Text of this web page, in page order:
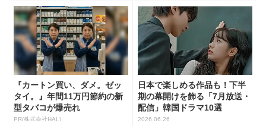
『カートン買い、ダメ。ゼッ
タイ。』年間11万円節約の新
型タバコが爆売れ
PR(株式会社HAL)
日本で楽しめる作品も！下半
期の幕開けを飾る「7月放送・
配信」韓国ドラマ10選
2026.06.26